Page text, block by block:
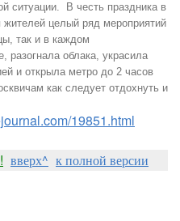
ситуации. В честь праздника в
жителей целый ряд мероприятий
так и в каждом
разогнала облака, украсила
и открыла метро до 2 часов
как следует отдохнуть и
19851.html
вверх^ к полной версии